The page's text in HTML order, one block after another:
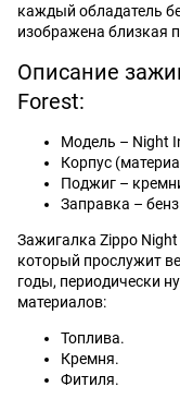
каждый обладатель
изображена близкая
Описание
Forest:
Модель – Night
Корпус
Поджиг –
Заправка –
Зажигалка Zippo
который прослужит
годы, периодически
материалов:
Топлива.
Кремня.
Фитиля.